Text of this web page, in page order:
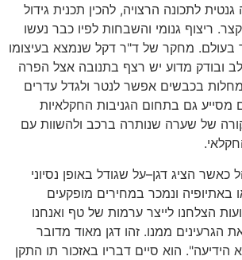
לתכונה הרצויה, להכין תכנית גידול
. ריצוף גנומי והשבחות לפיו כבר נעשו
בעולם. מחקר של ד"ר דקל שנמצא בעיצומו
ובודק מדוע יש רצף בתנובה אצל הפרה
בכבשים אפשר לנטר ולגדל עדרים
מסייע גם בתחום הגניבות החקלאיות
של שערה שנותרה ברכב ולהשוות עם
.
כאשר הציג דגן–על שגודל באופן נסיוני
באתיופיה ונמכר במחירים מופקעים
הצלחנו לייצר ערמות של טף ואנחנו
הגרעינים ממנו. זהו דגן מאוד מדובר
א הידיעה". הוא סיים דבריו באזכור תו התקן